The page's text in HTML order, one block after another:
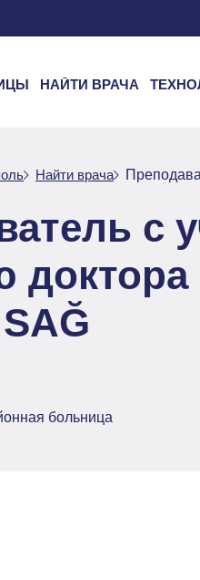
НАЙТИ ВРАЧА
Найти врача
с
доктора
больница